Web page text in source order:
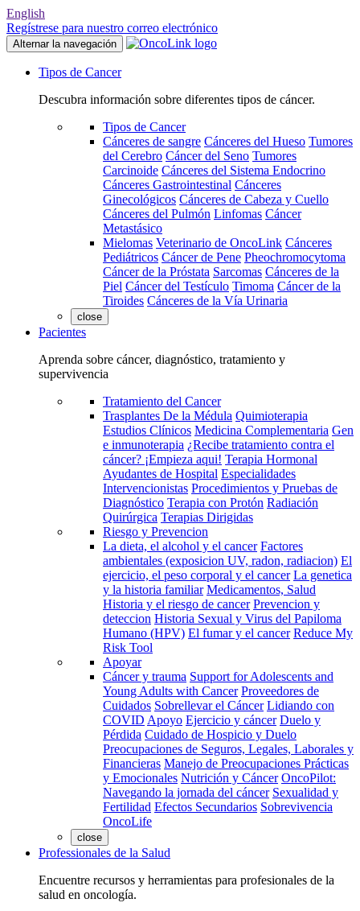
English
Regístrese para nuestro correo electrónico
Alternar la navegación
Tipos de Cancer
Descubra información sobre diferentes tipos de cáncer.
Tipos de Cancer
Cánceres de sangre Cánceres del Hueso Tumores
del Cerebro Cáncer del Seno Tumores
Carcinoide Cánceres del Sistema Endocrino
Cánceres Gastrointestinal Cánceres
Ginecológicos Cánceres de Cabeza y Cuello
Cánceres del Pulmón Linfomas Cáncer
Metastásico
Mielomas Veterinario de OncoLink Cánceres
Pediátricos Cáncer de Pene Pheochromocytoma
Cáncer de la Próstata Sarcomas Cánceres de la
Piel Cáncer del Testículo Timoma Cáncer de la
Tiroides Cánceres de la Vía Urinaria
close
Pacientes
Aprenda sobre cáncer, diagnóstico, tratamiento y
supervivencia
Tratamiento del Cancer
Trasplantes De la Médula Quimioterapia
Estudios Clínicos Medicina Complementaria Gen
e inmunoterapia ¿Recibe tratamiento contra el
cáncer? ¡Empieza aqui! Terapia Hormonal
Ayudantes de Hospital Especialidades
Intervencionistas Procedimientos y Pruebas de
Diagnóstico Terapia con Protón Radiación
Quirúrgica Terapias Dirigidas
Riesgo y Prevencion
La dieta, el alcohol y el cancer Factores
ambientales (exposicion UV, radon, radiacion) El
ejercicio, el peso corporal y el cancer La genetica
y la historia familiar Medicamentos, Salud
Historia y el riesgo de cancer Prevencion y
deteccion Historia Sexual y Virus del Papiloma
Humano (HPV) El fumar y el cancer Reduce My
Risk Tool
Apoyar
Cáncer y trauma Support for Adolescents and
Young Adults with Cancer Proveedores de
Cuidados Sobrellevar el Cáncer Lidiando con
COVID Apoyo Ejercicio y cáncer Duelo y
Pérdida Cuidado de Hospicio y Duelo
Preocupaciones de Seguros, Legales, Laborales y
Financieras Manejo de Preocupaciones Prácticas
y Emocionales Nutrición y Cáncer OncoPilot:
Navegando la jornada del cáncer Sexualidad y
Fertilidad Efectos Secundarios Sobrevivencia
OncoLife
close
Professionales de la Salud
Encuentre recursos y herramientas para profesionales de la
salud en oncología.